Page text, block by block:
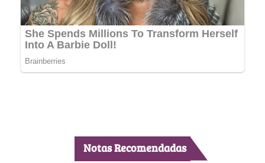
Notas Recomendadas